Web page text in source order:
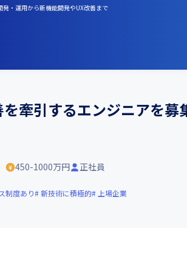
・運用から新機能開発やUX改善まで
牽引するエンジニアを
450-1000万円 正社員
制度あり 新技術に積極的 上場企業